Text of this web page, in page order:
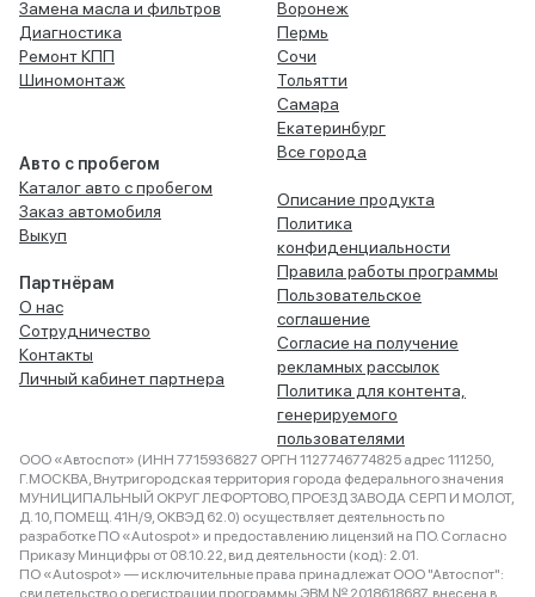
Замена масла и фильтров
Диагностика
Ремонт КПП
Шиномонтаж
Авто с пробегом
Каталог авто с пробегом
Заказ автомобиля
Выкуп
Партнёрам
О нас
Сотрудничество
Контакты
Личный кабинет партнера
Воронеж
Пермь
Сочи
Тольятти
Самара
Екатеринбург
Все города
Описание продукта
Политика
конфиденциальности
Правила работы программы
Пользовательское
соглашение
Согласие на получение
рекламных рассылок
Политика для контента,
генерируемого
пользователями
ООО «Автоспот» (ИНН 7715936827 ОРГН 1127746774825 адрес 111250,
Г.МОСКВА, Внутригородская территория города федерального значения
МУНИЦИПАЛЬНЫЙ ОКРУГ ЛЕФОРТОВО, ПРОЕЗД ЗАВОДА СЕРП И МОЛОТ,
Д. 10, ПОМЕЩ. 41Н/9, ОКВЭД 62.0) осуществляет деятельность по
разработке ПО «Autospot» и предоставлению лицензий на ПО. Согласно
Приказу Минцифры от 08.10.22, вид деятельности (код): 2.01.
ПО «Autospot» — исключительные права принадлежат ООО "Автоспот":
свидетельство о регистрации программы ЭВМ № 2018618687, внесена в